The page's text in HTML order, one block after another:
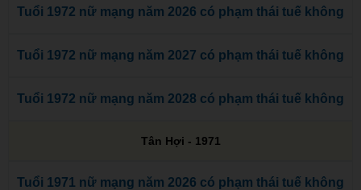
Tuổi 1972 nữ mạng năm 2026 có phạm thái tuế không
Tuổi 1972 nữ mạng năm 2027 có phạm thái tuế không
Tuổi 1972 nữ mạng năm 2028 có phạm thái tuế không
Tân Hợi - 1971
Tuổi 1971 nữ mạng năm 2026 có phạm thái tuế không